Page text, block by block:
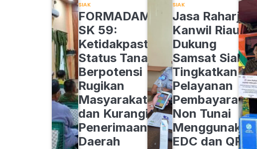
SIAK
FORMADAM
SK 59:
Ketidakpastian
Status Tanah
Berpotensi
Rugikan
Masyarakat
dan Kurangi
Penerimaan
Daerah
SIAK
Jasa Raharja
Kanwil Riau
Dukung
Samsat Siak
Tingkatkan
Pelayanan
Pembayaran
Non Tunai
Menggunakan
EDC dan QRIS